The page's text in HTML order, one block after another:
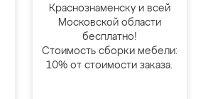
Краснознаменску и всей
Московской области
бесплатно!
Стоимость сборки мебели:
10% от стоимости заказа.